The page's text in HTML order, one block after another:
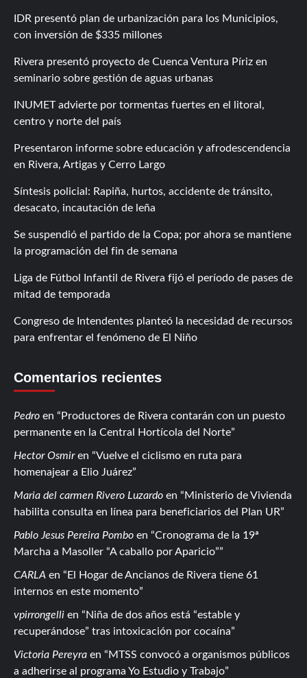
IDR presentó plan de urbanización para los Municipios,
con inversión de $335 millones
Rivera presentó proyecto de Cuenca Ventura Píriz en
seminario sobre gestión de aguas urbanas
INUMET advierte por tormentas fuertes en el litoral,
centro y norte del país
Presentaron informe sobre educación y afrodescendencia
en Rivera, Artigas y Cerro Largo
Síntesis policial: Rapiña, hurtos, accidente de tránsito,
desacato, incautación de leña
Se suspendió el partido de la Copa; por ahora se mantiene
la programación del fin de semana
Liga de Fútbol Infantil de Rivera fijó el período de pases de
mitad de temporada
Congreso de Intendentes planteó la necesidad de recursos
para enfrentar el fenómeno de El Niño
Comentarios recientes
Pedro en
Productores de Rivera contarán con un puesto
permanente en la Central Hortícola del Norte
Hector Osmiren
Vuelve el ciclismo en ruta para
homenajear a Elio Juárez
Maria del carmen Rivero Luzardo en
Ministerio de Vivienda
habilita consulta en línea para beneficiarios del Plan UR
Pablo Jesus Pereira Pombo en
Cronograma de la 19ª
Marcha a Masoller “A caballo por Aparicio”
CARLA en
El Hogar de Ancianos de Rivera tiene 61
internos en este momento
vpirrongelli en
Niña de dos años está “estable y
recuperándose” tras intoxicación por cocaína
Victoria Pereyra en
MTSS convocó a organismos públicos
a adherirse al programa Yo Estudio y Trabajo